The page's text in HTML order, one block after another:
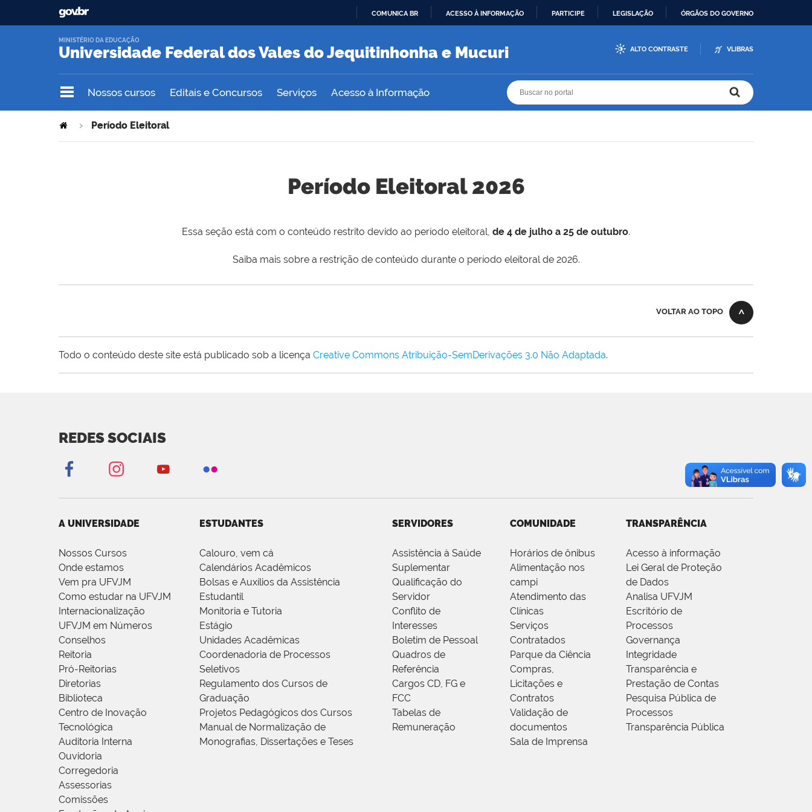
O
COMUNICA BR ACESSO À INFORMAÇÃO PARTICIPE LEGISLAÇÃO ÓRGÃOS DO GOVERNO
Universidade Federal dos Vales do Jequitinhonha e Mucuri
MINISTÉRIO DA EDUCAÇÃO
ALTO CONTRASTE VLIBRAS
Nossos cursos Editais e Concursos Serviços Acesso à Informação
Período Eleitoral
Período Eleitoral 2026
Essa seção está com o conteúdo restrito devido ao período eleitoral, de 4 de julho a 25 de outubro.
Saiba mais sobre a restrição de conteúdo durante o período eleitoral de 2026.
VOLTAR AO TOPO
Todo o conteúdo deste site está publicado sob a licença Creative Commons Atribuição-SemDerivações 3.0 Não Adaptada.
REDES SOCIAIS
A UNIVERSIDADE
Nossos Cursos
Onde estamos
Vem pra UFVJM
Como estudar na UFVJM
Internacionalização
UFVJM em Números
Conselhos
Reitoria
Pró-Reitorias
Diretorias
Biblioteca
Centro de Inovação
Tecnológica
Auditoria Interna
Ouvidoria
Corregedoria
Assessorias
Comissões
ESTUDANTES
Calouro, vem cá
Calendários Acadêmicos
Bolsas e Auxílios da Assistência
Estudantil
Monitoria e Tutoria
Estágio
Unidades Acadêmicas
Coordenadoria de Processos
Seletivos
Regulamento dos Cursos de
Graduação
Projetos Pedagógicos dos Cursos
Manual de Normalização de
Monografias, Dissertações e Teses
SERVIDORES
Assistência à Saúde
Suplementar
Qualificação do
Servidor
Conflito de
Interesses
Boletim de Pessoal
Quadros de
Referência
Cargos CD, FG e
FCC
Tabelas de
Remuneração
COMUNIDADE
Horários de ônibus
Alimentação nos
campi
Atendimento das
Clínicas
Serviços
Contratados
Parque da Ciência
Compras,
Licitações e
Contratos
Validação de
documentos
Sala de Imprensa
TRANSPARÊNCIA
Acesso à informação
Lei Geral de Proteção
de Dados
Analisa UFVJM
Escritório de
Processos
Governança
Integridade
Transparência e
Prestação de Contas
Pesquisa Pública de
Processos
Transparência Pública